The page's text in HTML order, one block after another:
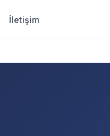
İletişim